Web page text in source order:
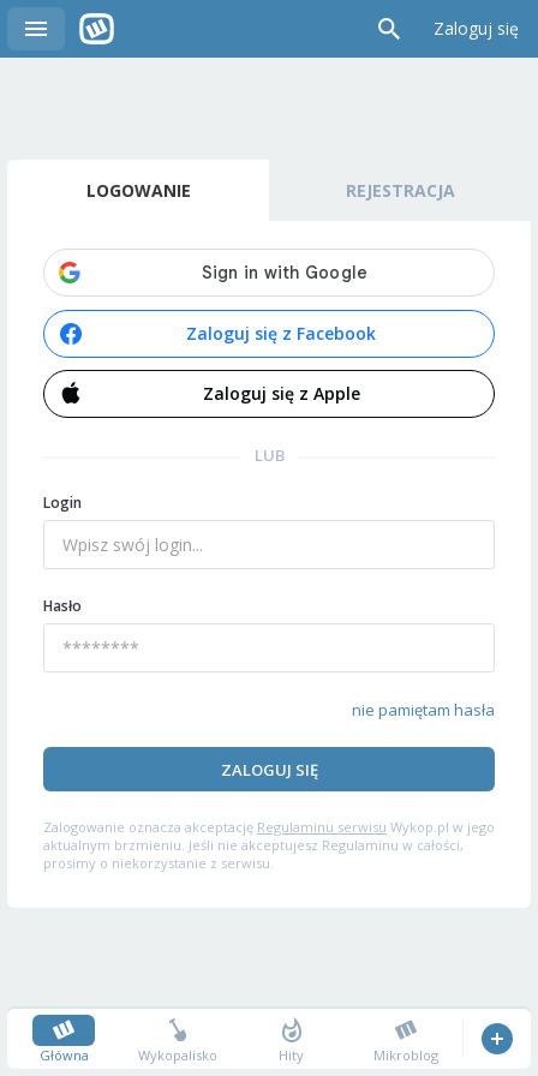
Zaloguj się
LOGOWANIE REJESTRACJA
Zaloguj się z Facebook
Zaloguj się z Apple
LUB
Login
Hasło
nie pamiętam hasła
ZALOGUJ SIĘ
Zalogowanie oznacza akceptację Regulaminu serwisu Wykop.pl w jego
aktualnym brzmieniu. Jeśli nie akceptujesz Regulaminu w całości,
prosimy o niekorzystanie z serwisu.
Główna Wykopalisko Hity Mikroblog